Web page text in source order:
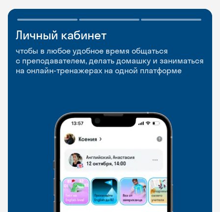
Личный кабинет
чтобы в любое удобное время общаться
с преподавателем, делать домашку и заниматься
на онлайн-тренажерах на одной платформе
Мобильное
приложение
чтобы заниматься и изучать новые слова где
и когда удобно
Разговорные клубы
и Talks
Групповые занятия для разговорной практики
и индивидуальные встречи с преподавателями